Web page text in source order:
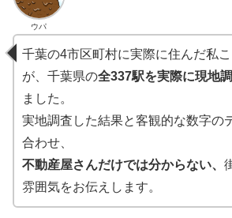
ウパ
千葉の4市区町村に実際に住んだ私こ
が、千葉県の全337駅を実際に現地
ました。
実地調査した結果と客観的な数字の
合わせ、
不動産屋さんだけでは分からない、
雰囲気をお伝えします。